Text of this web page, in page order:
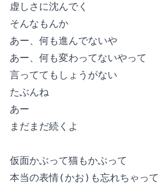
虚しさに沈んでく
そんなもんか
あー、何も進んでないや
あー、何も変わってないやって
言っててもしょうがない
たぶんね
あー
まだまだ続くよ
仮面かぶって猫もかぶって
本当の表情(かお)も忘れちゃって